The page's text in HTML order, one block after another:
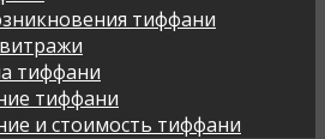
тиффани
тиффани
тиффани
и стоимость тиффани